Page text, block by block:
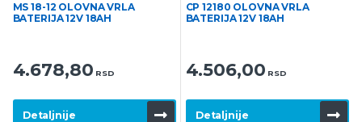
MS 18-12 OLOVNA VRLA
BATERIJA 12V 18AH
4.678,80 RSD
Detaljnije
CP 12180 OLOVNA VRLA
BATERIJA 12V 18AH
4.506,00 RSD
Detaljnije